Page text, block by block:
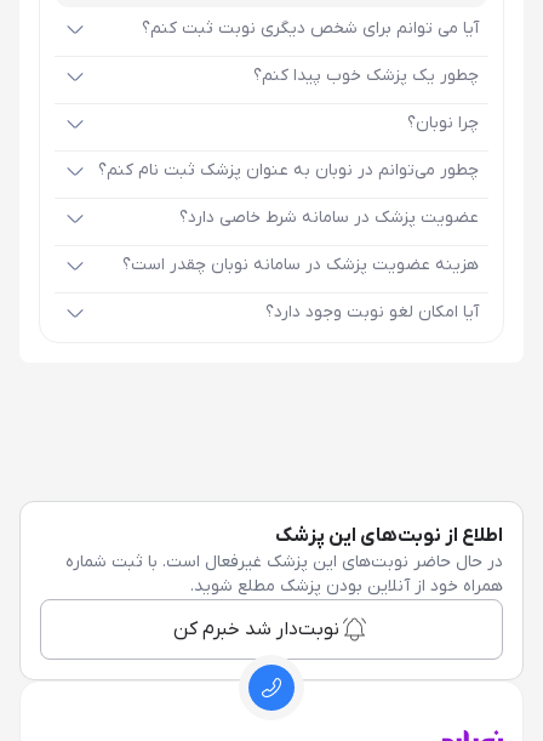
آیا می توانم برای شخص دیگری نوبت ثبت کنم؟
چطور یک پزشک خوب پیدا کنم؟
چرا نوبان؟
چطور می‌توانم در نوبان به عنوان پزشک ثبت نام کنم؟
عضویت پزشک در سامانه شرط خاصی دارد؟
هزینه عضویت پزشک در سامانه نوبان چقدر است؟
آیا امکان لغو نوبت وجود دارد؟
اطلاع از نوبت‌های این پزشک
در حال حاضر نوبت‌های این پزشک غیرفعال است. با ثبت شماره
همراه خود از آنلاین بودن پزشک مطلع شوید.
نوبت‌دار شد خبرم کن